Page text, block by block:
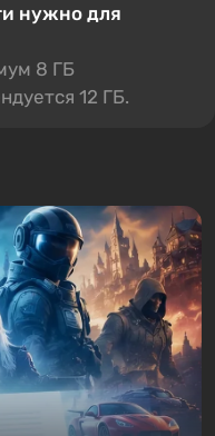
нужно для
8 ГБ
12 ГБ.